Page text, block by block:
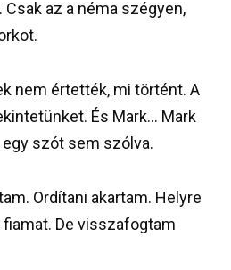
az a néma szégyen,
nem értették, mi történt. A
És Mark… Mark
szót sem szólva.
Ordítani akartam. Helyre
De visszafogtam